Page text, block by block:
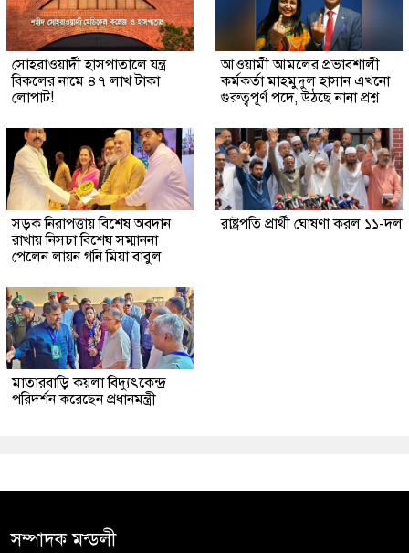
সোহরাওয়ার্দী হাসপাতালে যন্ত্র
বিকলের নামে ৪৭ লাখ টাকা
লোপাট!
আওয়ামী আমলের প্রভাবশালী
কর্মকর্তা মাহমুদুল হাসান এখনো
গুরুত্বপূর্ণ পদে, উঠছে নানা প্রশ্ন
সড়ক নিরাপত্তায় বিশেষ অবদান
রাখায় নিসচা বিশেষ সম্মাননা
পেলেন লায়ন গনি মিয়া বাবুল
রাষ্ট্রপতি প্রার্থী ঘোষণা করল ১১-দল
মাতারবাড়ি কয়লা বিদ্যুৎকেন্দ্র
পরিদর্শন করেছেন প্রধানমন্ত্রী
সম্পাদক মন্ডলী